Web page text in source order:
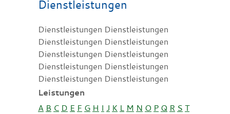
Dienstleistungen
Dienstleistungen Dienstleistungen
Dienstleistungen Dienstleistungen
Dienstleistungen Dienstleistungen
Dienstleistungen Dienstleistungen
Dienstleistungen Dienstleistungen
Leistungen
A B C D E F G H I J K L M N O P Q R S T